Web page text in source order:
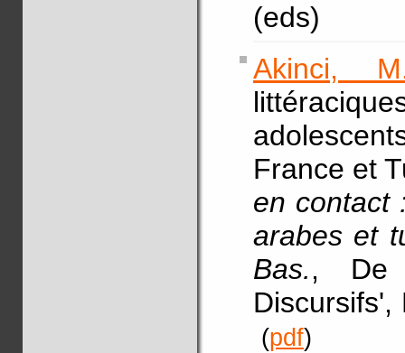
(eds)
Akinci,
France et
en contact
arabes et
Bas., De
(pdf)